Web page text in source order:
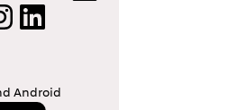
LinkedIn
Android